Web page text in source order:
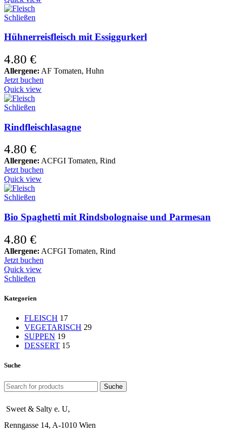
Schließen
Hühnerreisfleisch mit Essiggurkerl
4.80 €
Allergene: AF Tomaten, Huhn
Jetzt buchen
Quick view
Schließen
Rindfleischlasagne
4.80 €
Allergene: ACFGI Tomaten, Rind
Jetzt buchen
Quick view
Schließen
Bio Spaghetti mit Rindsbolognaise und Parmesan
4.80 €
Allergene: ACFGI Tomaten, Rind
Jetzt buchen
Quick view
Schließen
Kategorien
FLEISCH 17
VEGETARISCH 29
SUPPEN 19
DESSERT 15
Suche
Suche
Sweet & Salty e. U,
Renngasse 14, A-1010 Wien